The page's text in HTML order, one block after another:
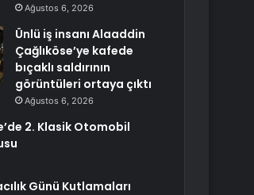
Ağustos 6, 2026
Ünlü iş insanı Alaaddin
Çağlıköse’ye kafede
bıçaklı saldırının
görüntüleri ortaya çıktı
Ağustos 6, 2026
2. Klasik Otomobil
Günü Kutlamaları